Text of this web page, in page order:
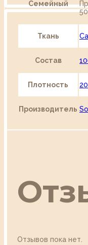
Семейный
Ткань
Состав
Плотность
Производитель
Отзывов пока нет.